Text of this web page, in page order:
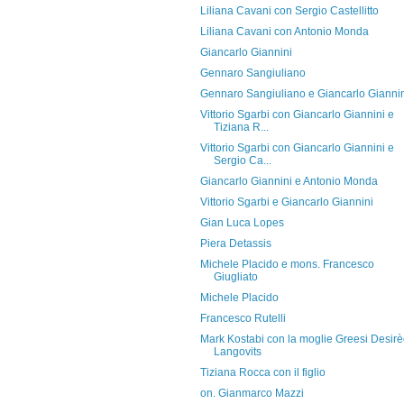
Liliana Cavani con Sergio Castellitto
Liliana Cavani con Antonio Monda
Giancarlo Giannini
Gennaro Sangiuliano
Gennaro Sangiuliano e Giancarlo
Vittorio Sgarbi con Giancarlo Giannini e
Tiziana R...
Vittorio Sgarbi con Giancarlo Giannini e
Sergio Ca...
Giancarlo Giannini e Antonio Monda
Vittorio Sgarbi e Giancarlo Giannini
Gian Luca Lopes
Piera Detassis
Michele Placido e mons. Francesco
Giugliato
Michele Placido
Francesco Rutelli
Mark Kostabi con la moglie Greesi
Langovits
Tiziana Rocca con il figlio
on. Gianmarco Mazzi